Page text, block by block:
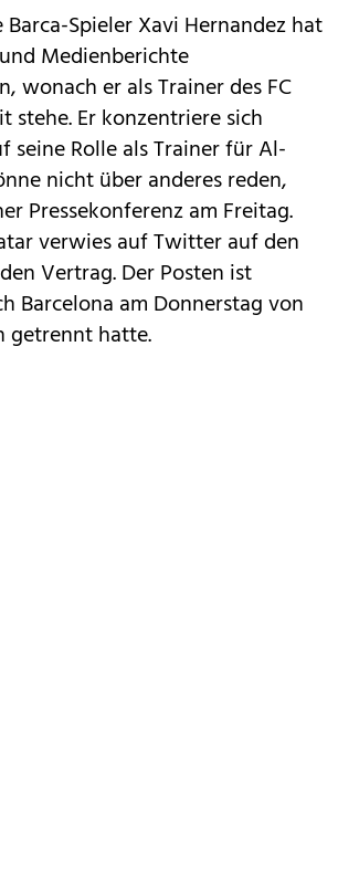
Spieler Xavi Hernandez hat
Medienberichte
wonach er als Trainer des FC
stehe. Er konzentriere sich
seine Rolle als Trainer für Al-
nicht über anderes reden,
Pressekonferenz am Freitag.
verwies auf Twitter auf den
Vertrag. Der Posten ist
Barcelona am Donnerstag von
getrennt hatte.